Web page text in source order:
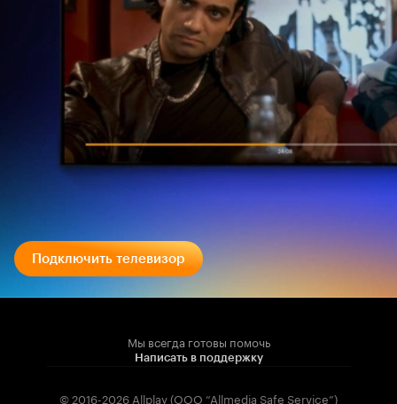
Подключить телевизор
Мы всегда готовы помочь
Написать в поддержку
© 2016-2026 Allplay (OOO “Allmedia Safe Service”)